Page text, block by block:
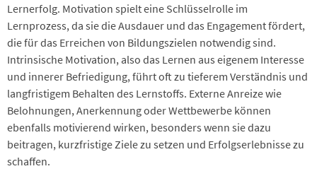
Lernerfolg. Motivation spielt eine Schlüsselrolle im
Lernprozess, da sie die Ausdauer und das Engagement fördert,
die für das Erreichen von Bildungszielen notwendig sind.
Intrinsische Motivation, also das Lernen aus eigenem Interesse
und innerer Befriedigung, führt oft zu tieferem Verständnis und
langfristigem Behalten des Lernstoffs. Externe Anreize wie
Belohnungen, Anerkennung oder Wettbewerbe können
ebenfalls motivierend wirken, besonders wenn sie dazu
beitragen, kurzfristige Ziele zu setzen und Erfolgserlebnisse zu
schaffen.